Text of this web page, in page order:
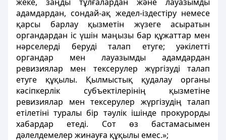
адамдардан, сондай-ақ жедел-іздестіру немесе
қарсы барлау қызметін жүзеге асыратын
органдардан іс үшін маңызы бар құжаттар мен
нәрселерді беруді талап етуге; уәкілетті
органдар мен лауазымды адамдардан
ревизиялар мен тексерулер жүргізуді талап
етуге құқылы. Қылмыстық қудалау органы
кәсіпкерлік субъектілерінің қызметіне
ревизиялар мен тексерулер жүргізудің талап
етілетіні туралы бір тәулік ішінде прокурорды
хабардар етеді. Сот өз бастамасымен
дәлелдемелер жинауға құқылы емес.»;